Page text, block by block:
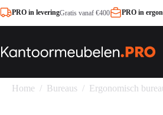
naar
de
PRO in leveringGratis vanaf €400 PRO in
Home / Bureaus / Ergonomisch